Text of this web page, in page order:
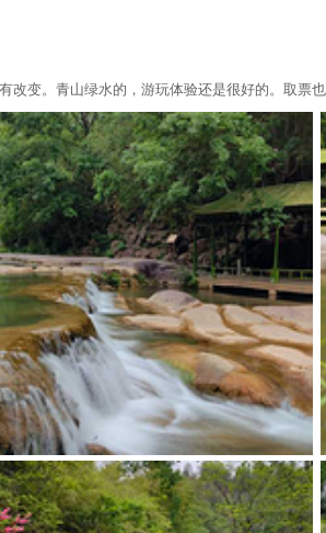
变。青山绿水的，游玩体验还是很好的。取票